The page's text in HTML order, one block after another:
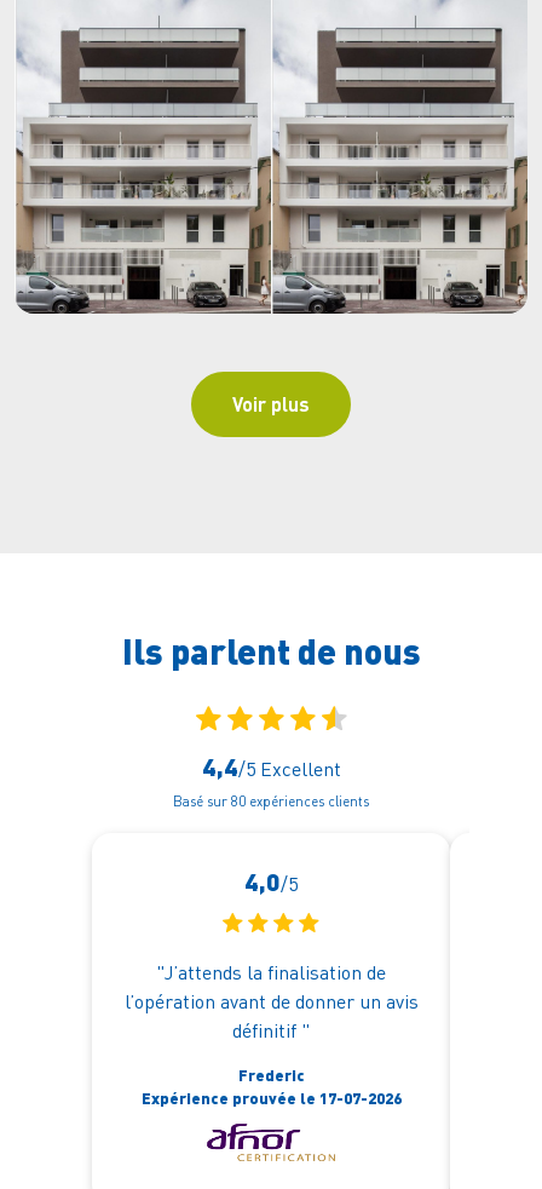
Voir plus
Ils parlent de nous
4,4/5 Excellent
Basé sur 80 expériences clients
4,0/5
"J’attends la finalisation de
l’opération avant de donner un avis
définitif "
Frederic
Expérience prouvée le 17-07-2026